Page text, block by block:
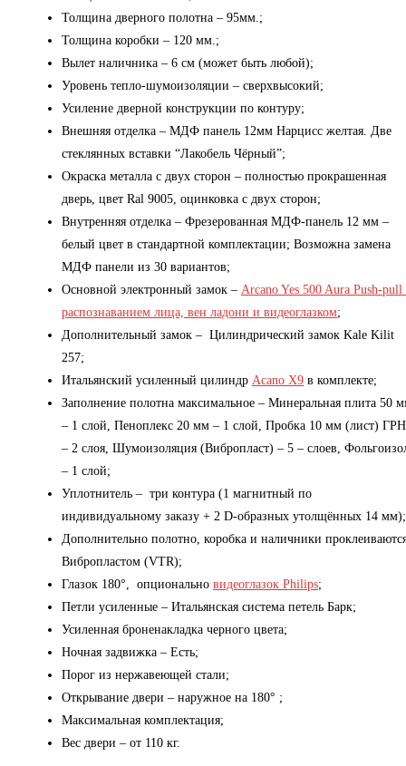
Толщина дверного полотна – 95мм.;
Толщина коробки – 120 мм.;
Вылет наличника – 6 см (может быть любой);
Уровень тепло-шумоизоляции – сверхвысокий;
Усиление дверной конструкции по контуру;
Внешняя отделка – МДФ панель 12мм Нарцисс желтая. Две
стеклянных вставки “Лакобель Чёрный”;
Окраска металла с двух сторон – полностью прокрашенная
дверь, цвет Ral 9005, оцинковка с двух сторон;
Внутренняя отделка – Фрезерованная МДФ-панель 12 мм –
белый цвет в стандартной комплектации; Возможна замена
МДФ панели из 30 вариантов;
Основной электронный замок – Arcano Yes 500 Aura Push-pull
распознаванием лица, вен ладони и видеоглазком;
Дополнительный замок – Цилиндрический замок Kale Kilit
257;
Итальянский усиленный цилиндр Acano X9 в комплекте;
Заполнение полотна максимальное – Минеральная плита 50
– 1 слой, Пеноплекс 20 мм – 1 слой, Пробка 10 мм (лист) ГРН
– 2 слоя, Шумоизоляция (Вибропласт) – 5 – слоев,
– 1 слой;
Уплотнитель – три контура (1 магнитный по
индивидуальному заказу + 2 D-образных утолщённых 14 мм);
Дополнительно полотно, коробка и наличники
Вибропластом (VTR);
Глазок 180°, опционально видеоглазок Philips;
Петли усиленные – Итальянская система петель Барк;
Усиленная броненакладка черного цвета;
Ночная задвижка – Есть;
Порог из нержавеющей стали;
Открывание двери – наружное на 180° ;
Максимальная комплектация;
Вес двери – от 110 кг.